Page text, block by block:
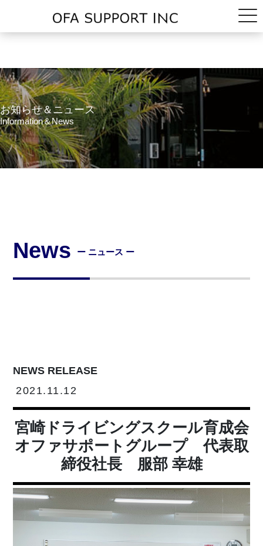
お知らせ＆ニュース
Information＆News
News ー ニュース ー
NEWS RELEASE
2021.11.12
宮崎ドライビングスクール育成会
オファサポートグループ 代表取
締役社長 服部 幸雄